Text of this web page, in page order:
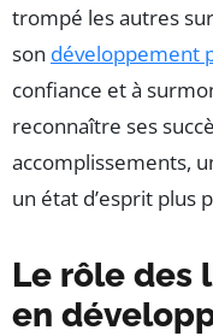
trompé les autres
son développement
confiance et à
reconnaître ses
accomplissements,
un état d’esprit plus
Le rôle des
en